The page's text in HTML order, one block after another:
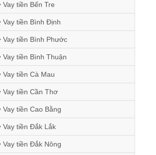
Vay tiền Bến Tre
Vay tiền Bình Định
Vay tiền Bình Phước
Vay tiền Bình Thuận
Vay tiền Cà Mau
Vay tiền Cần Thơ
Vay tiền Cao Bằng
Vay tiền Đắk Lắk
Vay tiền Đắk Nông